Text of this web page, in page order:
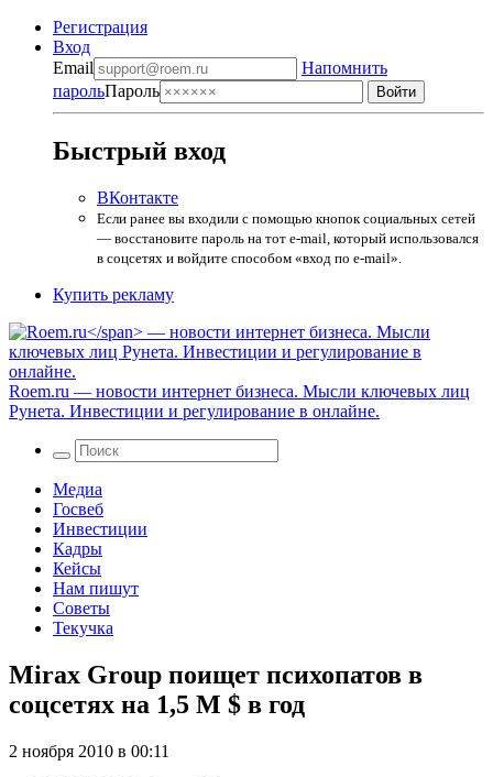
Регистрация
Вход
Email
Напомнить
парольПароль
Быстрый вход
ВКонтакте
Если ранее вы входили с помощью кнопок социальных сетей
— восстановите пароль на тот e-mail, который использовался
в соцсетях и войдите способом «вход по e-mail».
Купить рекламу
Roem.ru — новости интернет бизнеса. Мысли ключевых лиц
Рунета. Инвестиции и регулирование в онлайне.
Медиа
Госвеб
Инвестиции
Кадры
Кейсы
Нам пишут
Советы
Текучка
Mirax Group поищет психопатов в
соцсетях на 1,5 М $ в год
2 ноября 2010 в 00:11